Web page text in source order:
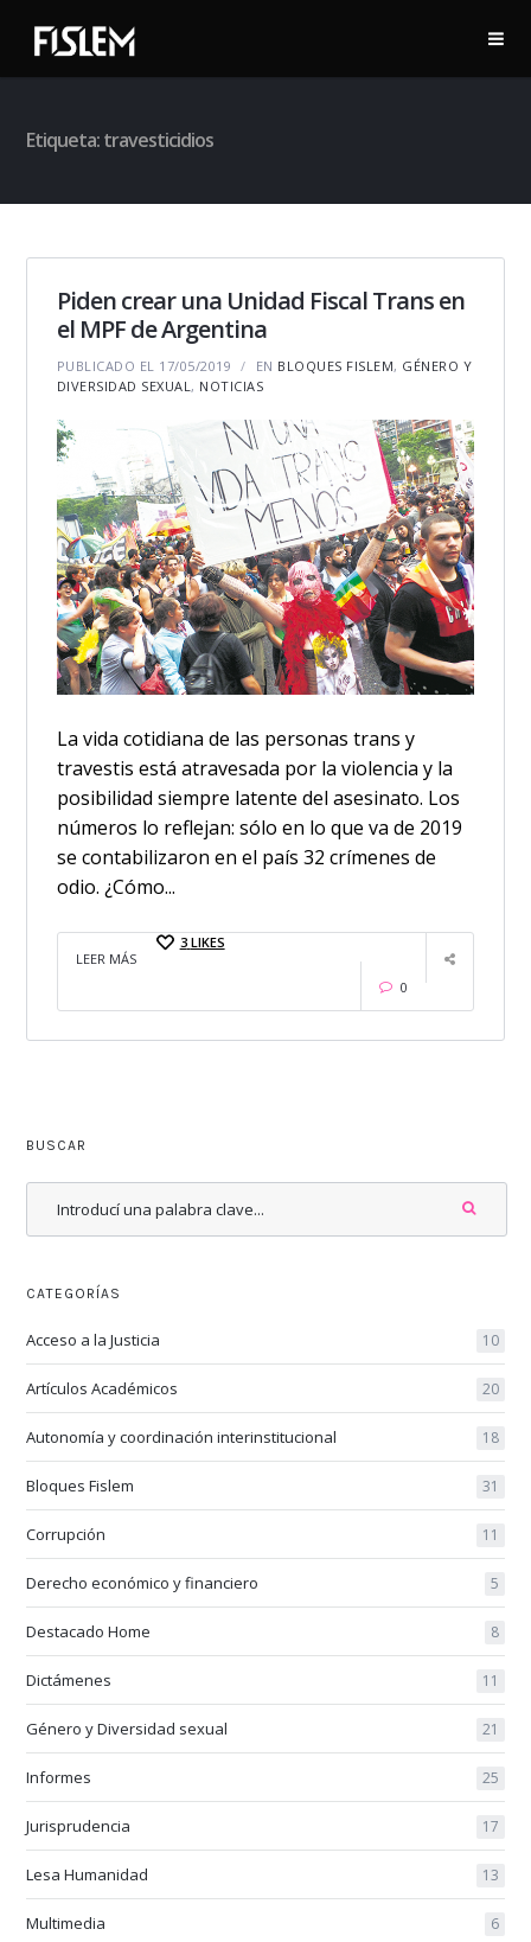
Etiqueta:travesticidios
Piden crear una Unidad Fiscal Trans en
el MPF de Argentina
PUBLICADO EL 17/05/2019 EN BLOQUES FISLEM, GÉNERO Y
DIVERSIDAD SEXUAL, NOTICIAS
La vida cotidiana de las personas trans y
travestis está atravesada por la violencia y la
posibilidad siempre latente del asesinato. Los
números lo reflejan: sólo en lo que va de 2019
se contabilizaron en el país 32 crímenes de
odio. ¿Cómo...
LEER MÁS
3 LIKES
0
BUSCAR
CATEGORÍAS
Acceso a la Justicia 10
Artículos Académicos 20
Autonomía y coordinación interinstitucional 18
Bloques Fislem 31
Corrupción 11
Derecho económico y financiero 5
Destacado Home 8
Dictámenes 11
Género y Diversidad sexual 21
Informes 25
Jurisprudencia 17
Lesa Humanidad 13
Multimedia 6